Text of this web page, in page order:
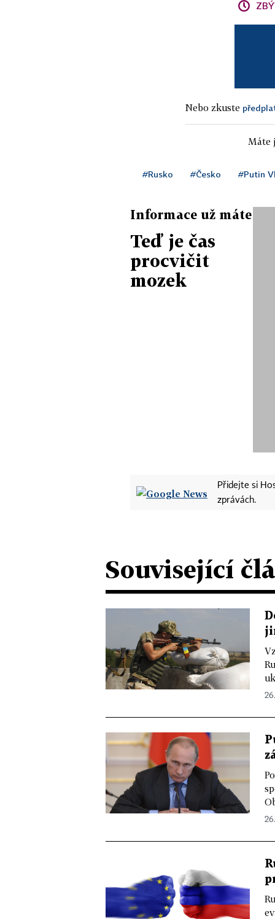
Nebo zkuste
Máte
#Rusko #Česko #Putin
Informace už máte
Teď je čas
procvičit
mozek
Přidejte si
zprávách.
Související